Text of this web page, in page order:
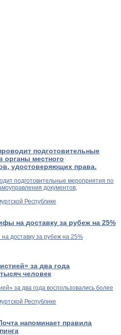
подготовительные
органы местного
удостоверяющих права.
Республике
на доставку за рубеж на 25%
за два года
человек
Республике
напоминает правила